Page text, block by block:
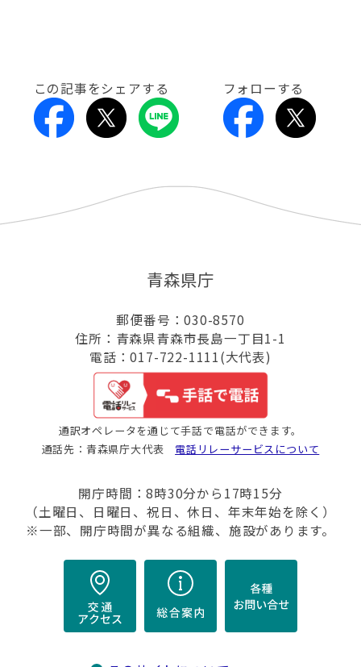
この記事をシェアする フォローする
青森県庁
郵便番号：030-8570
住所：青森県青森市長島一丁目1-1
電話：017-722-1111(大代表)
通訳オペレータを通じて手話で電話ができます。
通話先：青森県庁大代表 電話リレーサービスについて
開庁時間：8時30分から17時15分
（土曜日、日曜日、祝日、休日、年末年始を除く）
※一部、開庁時間が異なる組織、施設があります。